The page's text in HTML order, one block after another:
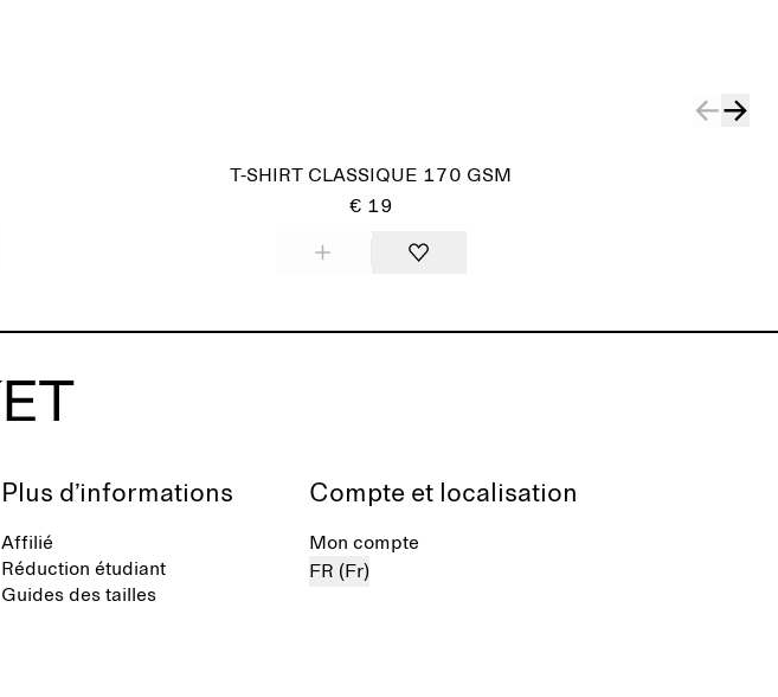
T-SHIRT CLASSIQUE 170 GSM
€ 19
Plus d’informations
Affilié
Réduction étudiant
Guides des tailles
Compte et localisation
Mon compte
FR (Fr)